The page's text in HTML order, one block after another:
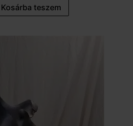
Kosárba teszem